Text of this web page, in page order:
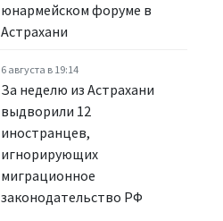
юнармейском форуме в
Астрахани
6 августа в 19:14
За неделю из Астрахани
выдворили 12
иностранцев,
игнорирующих
миграционное
законодательство РФ